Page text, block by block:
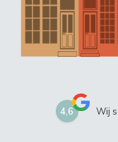
4,6 Wij